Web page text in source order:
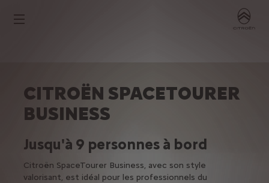
CITROËN SPACETOURER
BUSINESS
Jusqu'à 9 personnes à bord
Citroën SpaceTourer Business, avec son style
valorisant, est idéal pour les professionnels du